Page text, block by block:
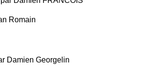
Romain
Damien Georgelin